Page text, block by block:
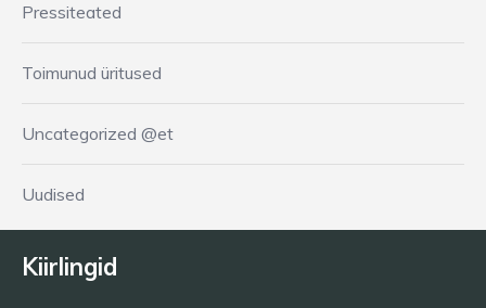
Pressiteated
Toimunud üritused
Uncategorized @et
Uudised
Kiirlingid